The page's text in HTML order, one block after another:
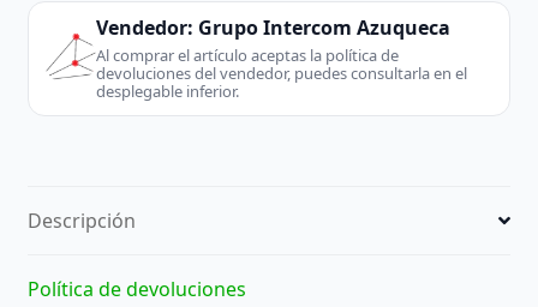
Vendedor: Grupo Intercom Azuqueca
Al comprar el artículo aceptas la política de
devoluciones del vendedor, puedes consultarla en el
desplegable inferior.
Descripción
Política de devoluciones